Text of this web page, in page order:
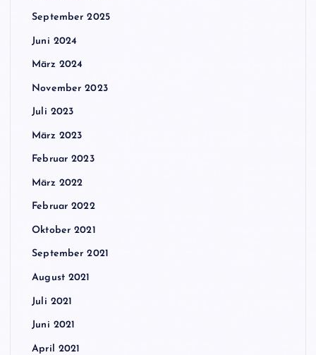
September 2025
Juni 2024
März 2024
November 2023
Juli 2023
März 2023
Februar 2023
März 2022
Februar 2022
Oktober 2021
September 2021
August 2021
Juli 2021
Juni 2021
April 2021